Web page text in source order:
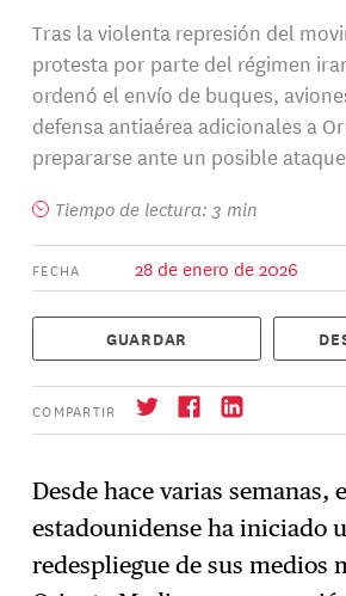
Tras la violenta represión del
protesta por parte del régimen
ordenó el envío de buques,
defensa antiaérea adicionales a
prepararse ante un posible
Tiempo de lectura: 3 min
FECHA 28 de enero de 2026
GUARDAR
COMPARTIR
→ Suscríbase
Desde hace varias semanas,
estadounidense ha iniciado
redespliegue de sus medios